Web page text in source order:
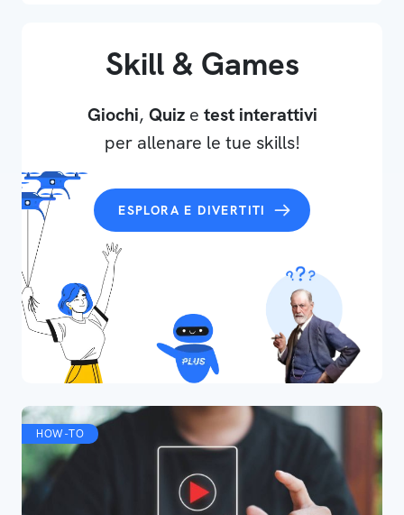
Skill & Games
Giochi, Quize test interattivi
per allenare le tue skills!
ESPLORA E DIVERTITI
HOW-TO